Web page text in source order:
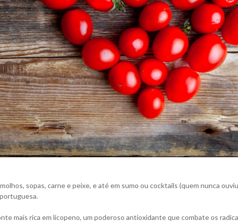
sopas, carne e peixe, e até em sumo ou cocktails (quem nunca
mais rica em licopeno, um poderoso antioxidante que combate os